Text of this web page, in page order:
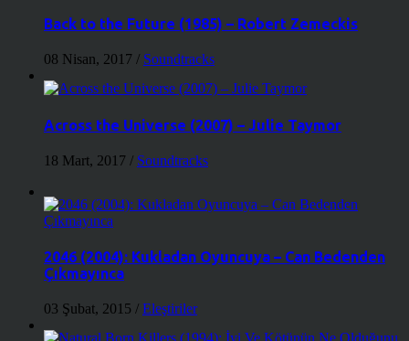
Back to the Future (1985) – Robert Zemeckis
08 Nisan, 2017 / Soundtracks
Across the Universe (2007) – Julie Taymor
18 Mart, 2017 / Soundtracks
2046 (2004): Kukladan Oyuncuya – Can Bedenden
Çıkmayınca
03 Şubat, 2015 / Eleştiriler